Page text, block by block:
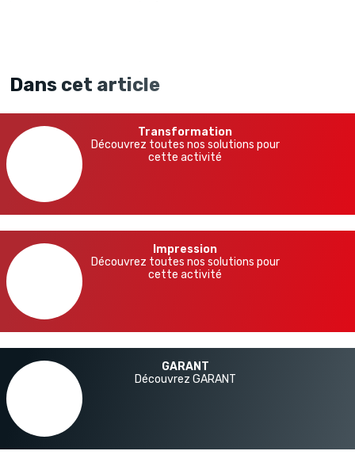
Dans cet article
Transformation
Découvrez toutes nos solutions pour
cette activité
Impression
Découvrez toutes nos solutions pour
cette activité
GARANT
Découvrez GARANT